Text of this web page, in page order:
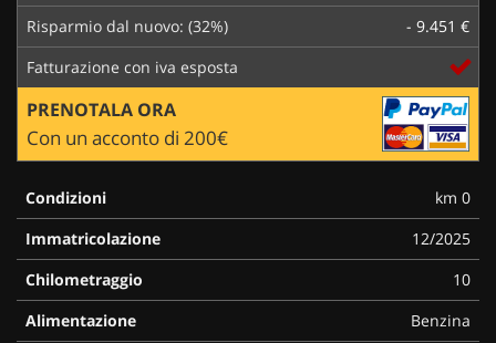
Risparmio dal nuovo: (32%)
- 9.451 €
Fatturazione con iva esposta
PRENOTALA ORA
Con un acconto di 200€
Condizioni
km 0
Immatricolazione
12/2025
Chilometraggio
10
Alimentazione
Benzina